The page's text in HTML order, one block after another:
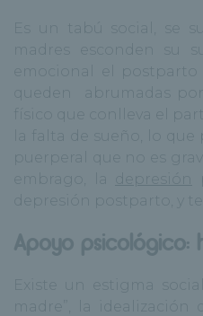
Es un tabú social, se
madres esconden su
emocional el postparto
queden abrumadas
físico que conlleva el
la falta de sueño, lo
puerperal que no es
embrago, la
depresión
depresión postparto, y
Apoyo psicológico:
Existe un estigma
madre”, la